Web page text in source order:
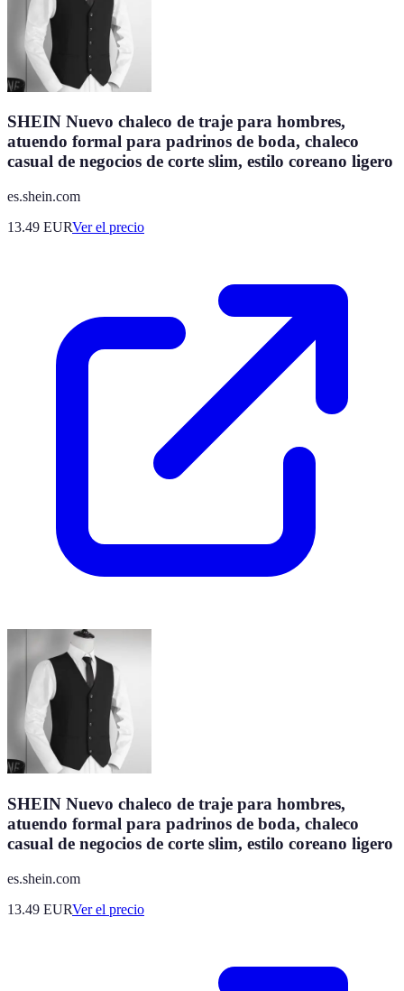
SHEIN Nuevo chaleco de traje para hombres,
atuendo formal para padrinos de boda, chaleco
casual de negocios de corte slim, estilo coreano ligero
es.shein.com
13.49 EURVer el precio
SHEIN Nuevo chaleco de traje para hombres,
atuendo formal para padrinos de boda, chaleco
casual de negocios de corte slim, estilo coreano ligero
es.shein.com
13.49 EURVer el precio